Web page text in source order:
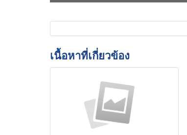
เนื้อหาที่เกี่ยวข้อง